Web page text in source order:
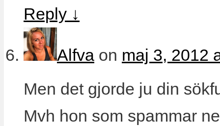
Reply ↓
Alfva on maj 3, 2012
Men det gjorde ju din
Mvh hon som spammar